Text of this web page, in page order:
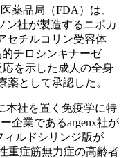
薬品局（FDA）は、
ン社が製造するニポカ
セチルコリン受容体
的チロシンキナーゼ
応を示した成人の全身
薬として承認した。
本社を置く免疫学に特
企業であるargenx社が
ルドシリンジ版が
重症筋無力症の高齢者